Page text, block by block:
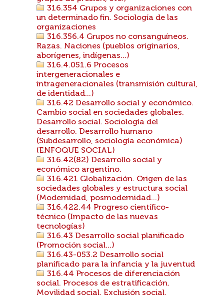
316.354 Grupos y organizaciones con
un determinado fin. Sociología de las
organizaciones
316.356.4 Grupos no consanguíneos.
Razas. Naciones (pueblos originarios,
aborígenes, indígenas...)
316.4.051.6 Procesos
intergeneracionales e
intrageneracionales (transmisión cultural,
de identidad...)
316.42 Desarrollo social y económico.
Cambio social en sociedades globales.
Desarrollo social. Sociología del
desarrollo. Desarrollo humano
(Subdesarrollo, sociología económica)
(ENFOQUE SOCIAL)
316.42(82) Desarrollo social y
económico argentino.
316.421 Globalización. Origen de las
sociedades globales y estructura social
(Modernidad, posmodernidad...)
316.422.44 Progreso científico-
técnico (Impacto de las nuevas
tecnologías)
316.43 Desarrollo social planificado
(Promoción social...)
316.43-053.2 Desarrollo social
planificado para la infancia y la juventud
316.44 Procesos de diferenciación
social. Procesos de estratificación.
Movilidad social. Exclusión social.